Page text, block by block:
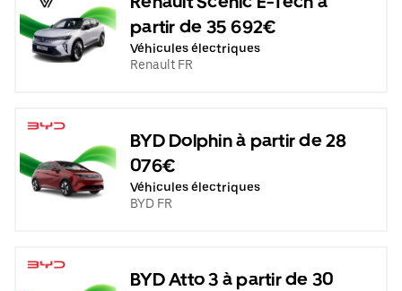
partir de 35 692€
Véhicules électriques
Renault FR
BYD Dolphin à partir de 28
076€
Véhicules électriques
BYD FR
BYD Atto 3 à partir de 30